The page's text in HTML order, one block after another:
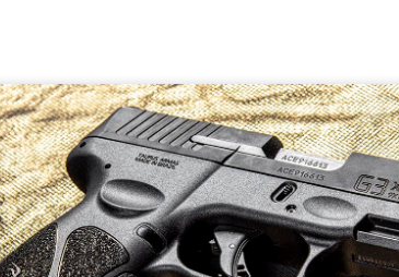
contínuo e previsível de armamentos e
das capacidades de Defesa Total e da
o documento reforça a importância das
como Diálogo 2+2 e estabelecido em
Executivo de Alto Nível (CAE) entre os dois
Ministério da Defesa do Brasil, pela FAB e
de intenções assinada pelos ministros da